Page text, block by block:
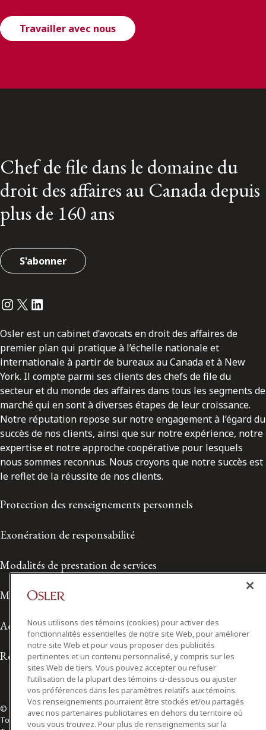
Travailler avec nous
Chef de file dans le domaine du
droit des affaires au Canada depuis
plus de 160 ans
S'abonner
Instagram
Twitter
LinkedIn
Osler est un cabinet d’avocats en droit des affaires de
premier plan qui pratique à l’échelle nationale et
internationale à partir de bureaux au Canada et à New
York. Il compte parmi ses clients des chefs de file du
secteur et du monde des affaires dans tous les segments de
marché qui en sont à diverses étapes de leur croissance.
Notre réputation repose sur notre engagement à l’égard du
succès de nos clients, ainsi que sur notre expérience, notre
expertise et notre approche coopérative pour lesquels
nous sommes reconnus. Nous croyons que notre succès est
le reflet de la réussite de nos clients.
Protection des renseignements personnels
Exonération de responsabilité
Modalités de prestation de services
Modalités d'utilisation
Accessibilité
Relations avec les médias
© 2026 Osler, Hoskin & Harcourt S.E.N.C.R.L./s.r.l.
Tous droits réservés
Nous utilisons des témoins (cookies) pour activer des
fonctionnalités essentielles de notre site Web, pour améliorer
notre site Web et pour vous proposer des publicités
pertinentes et un contenu personnalisé, y compris sur les
sites Web de tiers. Vous pouvez accepter ou refuser
l’utilisation de la plupart des témoins ci-dessous ou ajuster
vos préférences dans les paramètres relatifs aux témoins.
Vos renseignements pourraient être stockés et/ou partagés
avec nos partenaires publicitaires en dehors du territoire où
vous vous trouvez. Pour plus de renseignements sur la